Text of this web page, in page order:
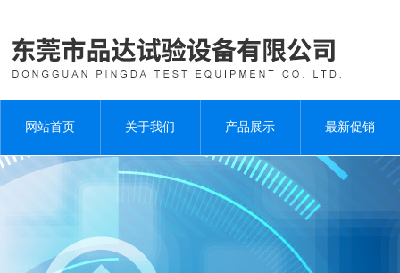
网站首页 关于我们 产品展示 最新促销